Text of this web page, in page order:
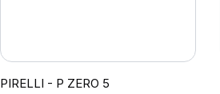
PIRELLI - P ZERO 5